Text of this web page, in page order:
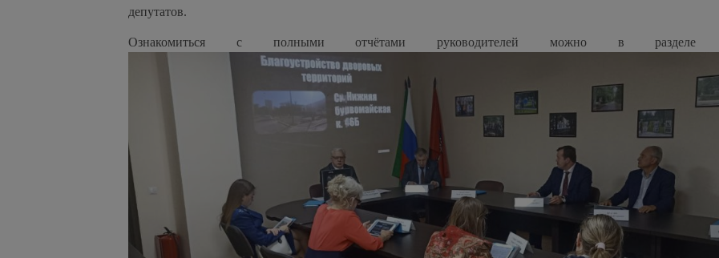
депутатов.
Ознакомиться с полными отчётами руководителей можно в разделе